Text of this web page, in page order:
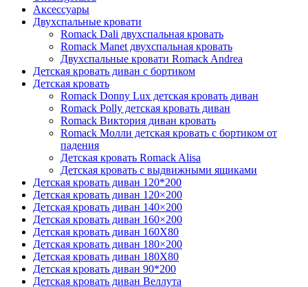
Аксессуары
Двухспальные кровати
Romack Dali двухспальная кровать
Romack Manet двухспальная кровать
Двухспальные кровати Romack Andrea
Детcкая кровать диван с бортиком
Детская кровать
Romack Donny Lux детская кровать диван
Romack Polly детская кровать диван
Romack Виктория диван кровать
Romack Молли детская кровать с бортиком от
падения
Детская кровать Romack Alisa
Детская кровать с выдвижными ящиками
Детская кровать диван 120*200
Детская кровать диван 120×200
Детская кровать диван 140×200
Детская кровать диван 160×200
Детская кровать диван 160Х80
Детская кровать диван 180×200
Детская кровать диван 180Х80
Детская кровать диван 90*200
Детская кровать диван Веллута